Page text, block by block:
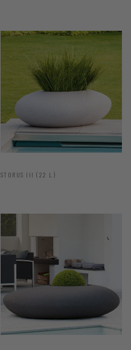
STORUS III (22 L)